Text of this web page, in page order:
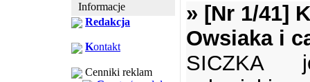
Informacje
Redakcja
Kontakt
Cenniki reklam
» [Nr 1/41]
Owsiaka i
SICZKA